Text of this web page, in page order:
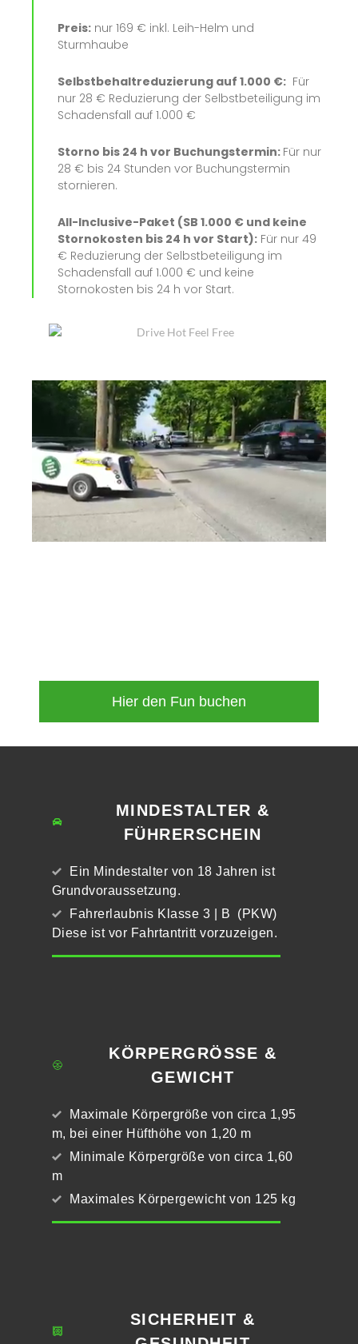
Preis: nur 169 € inkl. Leih-Helm und
Sturmhaube
Selbstbehaltreduzierung auf 1.000 €: Für
nur 28 € Reduzierung der Selbstbeteiligung im
Schadensfall auf 1.000 €
Storno bis 24 h vor Buchungstermin: Für nur
28 € bis 24 Stunden vor Buchungstermin
stornieren.
All-Inclusive-Paket (SB 1.000 € und keine
Stornokosten bis 24 h vor Start): Für nur 49
€ Reduzierung der Selbstbeteiligung im
Schadensfall auf 1.000 € und keine
Stornokosten bis 24 h vor Start.
Hier den Fun buchen
MINDESTALTER &
FÜHRERSCHEIN
Ein Mindestalter von 18 Jahren ist
Grundvoraussetzung.
Fahrerlaubnis Klasse 3 | B (PKW)
Diese ist vor Fahrtantritt vorzuzeigen.
KÖRPERGRÖSSE &
GEWICHT
Maximale Körpergröße von circa 1,95
m, bei einer Hüfthöhe von 1,20 m
Minimale Körpergröße von circa 1,60
m
Maximales Körpergewicht von 125 kg
SICHERHEIT &